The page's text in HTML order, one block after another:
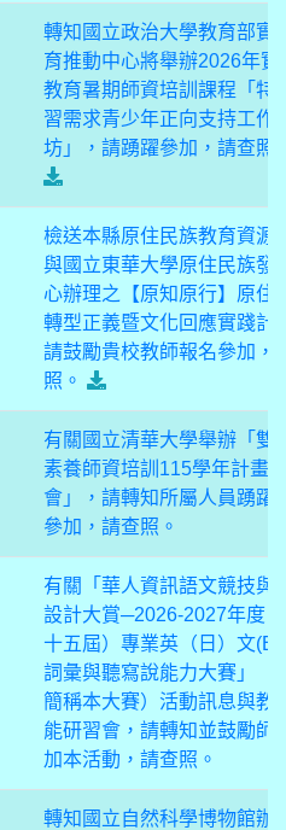
轉知國立政治大學教育部實
育推動中心將舉辦2026年實
教育暑期師資培訓課程「特
習需求青少年正向支持工作
坊」，請踴躍參加，請查照
檢送本縣原住民族教育資源
與國立東華大學原住民族發
心辦理之【原知原行】原住
轉型正義暨文化回應實踐計
請鼓勵貴校教師報名參加，
照。
有關國立清華大學舉辦「雙
素養師資培訓115學年計畫
會」，請轉知所屬人員踴躍
參加，請查照。
有關「華人資訊語文競技與
設計大賞─2026-2027年度
十五屆）專業英（日）文
詞彙與聽寫說能力大賽」（
簡稱本大賽）活動訊息與教
能研習會，請轉知並鼓勵師
加本活動，請查照。
轉知國立自然科學博物館辦